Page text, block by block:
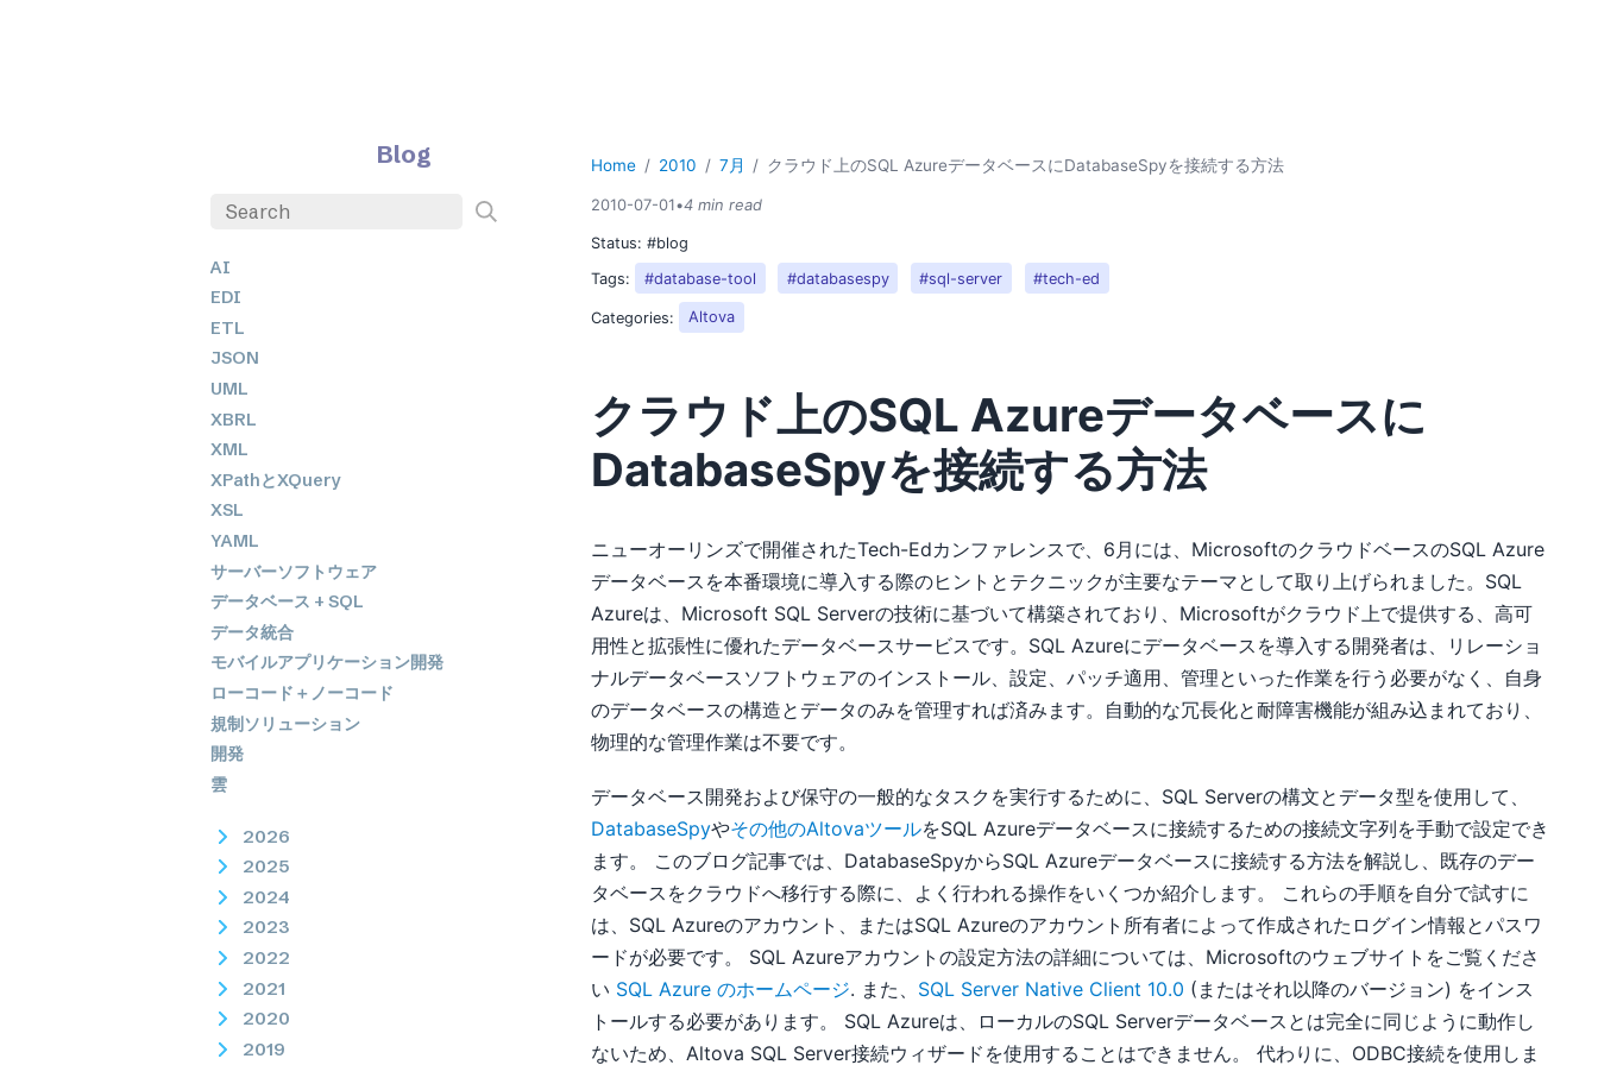
Blog
AI
EDI
ETL
JSON
UML
XBRL
XML
XPathとXQuery
XSL
YAML
サーバーソフトウェア
データベース + SQL
データ統合
モバイルアプリケーション開発
ローコード＋ノーコード
規制ソリューション
開発
雲
2026
2025
2024
2023
2022
2021
2020
2019
Home 2010 7月 クラウド上のSQL AzureデータベースにDatabaseSpyを接続する方法
2010-07-01•4 min read
Status:#blog
Tags:
#database-tool #databasespy #sql-server #tech-ed
Categories: Altova
クラウド上のSQL Azureデータベースに
DatabaseSpyを接続する方法
ニューオーリンズで開催されたTech-Edカンファレンスで、6月には、MicrosoftのクラウドベースのSQL Azure
データベースを本番環境に導入する際のヒントとテクニックが主要なテーマとして取り上げられました。SQL
Azureは、Microsoft SQL Serverの技術に基づいて構築されており、Microsoftがクラウド上で提供する、高可
用性と拡張性に優れたデータベースサービスです。SQL Azureにデータベースを導入する開発者は、リレーショ
ナルデータベースソフトウェアのインストール、設定、パッチ適用、管理といった作業を行う必要がなく、自身
のデータベースの構造とデータのみを管理すれば済みます。自動的な冗長化と耐障害機能が組み込まれており、
物理的な管理作業は不要です。
データベース開発および保守の一般的なタスクを実行するために、SQL Serverの構文とデータ型を使用して、
DatabaseSpyやその他のAltovaツールをSQL Azureデータベースに接続するための接続文字列を手動で設定でき
ます。 このブログ記事では、DatabaseSpyからSQL Azureデータベースに接続する方法を解説し、既存のデー
タベースをクラウドへ移行する際に、よく行われる操作をいくつか紹介します。 これらの手順を自分で試すに
は、SQL Azureのアカウント、またはSQL Azureのアカウント所有者によって作成されたログイン情報とパスワ
ードが必要です。 SQL Azureアカウントの設定方法の詳細については、Microsoftのウェブサイトをご覧くださ
い SQL Azure のホームページ. また、 SQL Server Native Client 10.0 (またはそれ以降のバージョン) をインス
トールする必要があります。 SQL Azureは、ローカルのSQL Serverデータベースとは完全に同じように動作し
ないため、Altova SQL Server接続ウィザードを使用することはできません。 代わりに、ODBC接続を使用しま